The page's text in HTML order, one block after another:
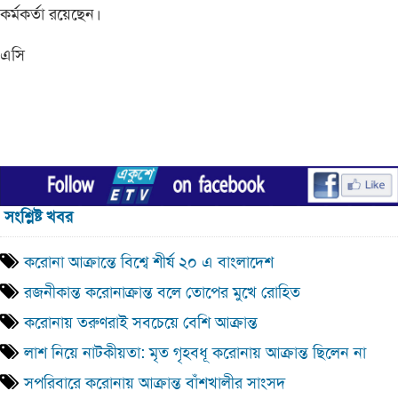
কর্মকর্তা রয়েছেন।
এসি
সংশ্লিষ্ট খবর
করোনা আক্রান্তে বিশ্বে শীর্ষ ২০ এ বাংলাদেশ
রজনীকান্ত করোনাক্রান্ত বলে তোপের মুখে রোহিত
করোনায় তরুণরাই সবচেয়ে বেশি আক্রান্ত
লাশ নিয়ে নাটকীয়তা: মৃত গৃহবধূ করোনায় আক্রান্ত ছিলেন না
সপরিবারে করোনায় আক্রান্ত বাঁশখালীর সাংসদ